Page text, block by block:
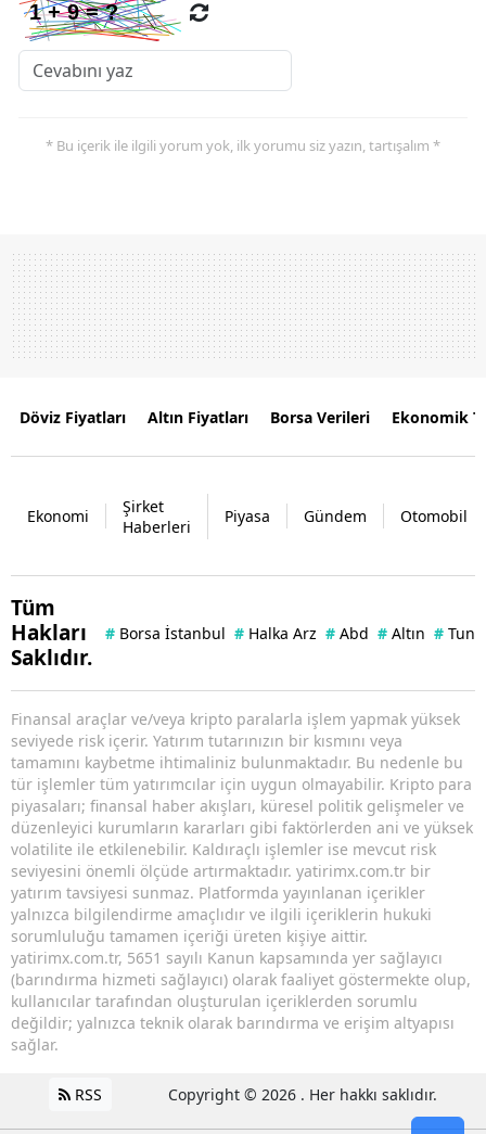
* Bu içerik ile ilgili yorum yok, ilk yorumu siz yazın, tartışalım *
Döviz Fiyatları Altın Fiyatları Borsa Verileri Ekonomik
Ekonomi
Şirket
Haberleri
Piyasa Gündem Otomobil
Tüm
Hakları
Saklıdır.
# Borsa İstanbul # Halka Arz # Abd # Altın #
Finansal araçlar ve/veya kripto paralarla işlem yapmak yüksek
seviyede risk içerir. Yatırım tutarınızın bir kısmını veya
tamamını kaybetme ihtimaliniz bulunmaktadır. Bu nedenle bu
tür işlemler tüm yatırımcılar için uygun olmayabilir. Kripto para
piyasaları; finansal haber akışları, küresel politik gelişmeler ve
düzenleyici kurumların kararları gibi faktörlerden ani ve yüksek
volatilite ile etkilenebilir. Kaldıraçlı işlemler ise mevcut risk
seviyesini önemli ölçüde artırmaktadır. yatirimx.com.tr bir
yatırım tavsiyesi sunmaz. Platformda yayınlanan içerikler
yalnızca bilgilendirme amaçlıdır ve ilgili içeriklerin hukuki
sorumluluğu tamamen içeriği üreten kişiye aittir.
yatirimx.com.tr, 5651 sayılı Kanun kapsamında yer sağlayıcı
(barındırma hizmeti sağlayıcı) olarak faaliyet göstermekte olup,
kullanıcılar tarafından oluşturulan içeriklerden sorumlu
değildir; yalnızca teknik olarak barındırma ve erişim altyapısı
sağlar.
RSS Copyright © 2026 . Her hakkı saklıdır.